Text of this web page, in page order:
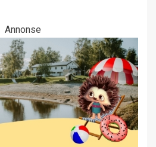
Annonse